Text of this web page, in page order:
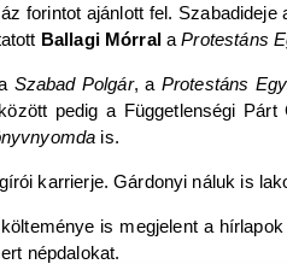
forintot ajánlott fel. Szabadideje
Ballagi MórralaProtestáns
Szabad Polgár, a Protestáns
pedig a Függetlenségi Párt
is.
karrierje. Gárdonyi náluk is
is megjelent a
népdalokat.